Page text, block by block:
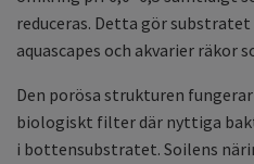
reduceras. Detta gör
aquascapes och akvarier räkor
Den porösa strukturen
biologiskt filter där nyttiga
i bottensubstratet. Soilens